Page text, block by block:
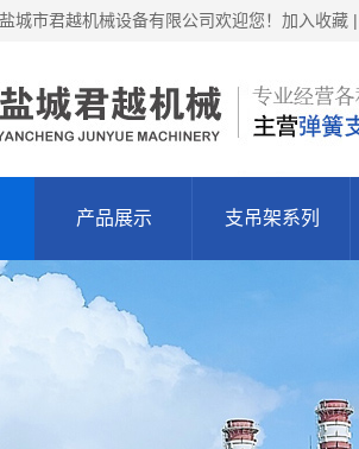
城市君越机械设备有限公司欢迎您！ 加入收藏
产品展示 支吊架系列